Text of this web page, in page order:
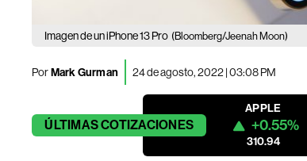
Imagen de un iPhone 13 Pro (Bloomberg/Jeenah Moon)
PorMark Gurman 24 de agosto, 2022 | 03:08 PM
ÚLTIMASCOTIZACIONES
APPLE
+0.55%
310.94